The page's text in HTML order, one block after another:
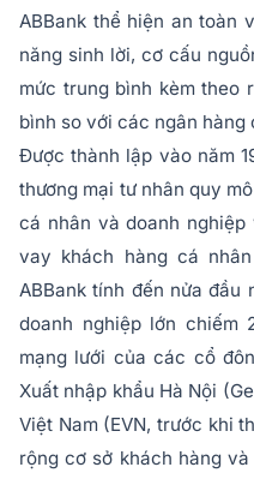
ABBank thể hiện an toàn
năng sinh lời, cơ cấu
mức trung bình kèm theo
bình so với các ngân hàng
Được thành lập vào năm
thương mại tư nhân quy
cá nhân và doanh
vay khách hàng cá
ABBank tính đến nửa đầu
doanh nghiệp lớn chiếm
mạng lưới của các cổ
Xuất nhập khẩu Hà Nội
Việt Nam (EVN, trước khi
rộng cơ sở khách hàng